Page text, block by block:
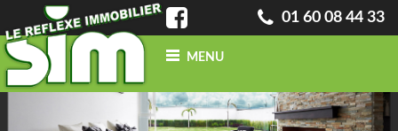
01 60 08 44 33
MENU
ACCUEIL
QUI SOMMES-NOUS ?